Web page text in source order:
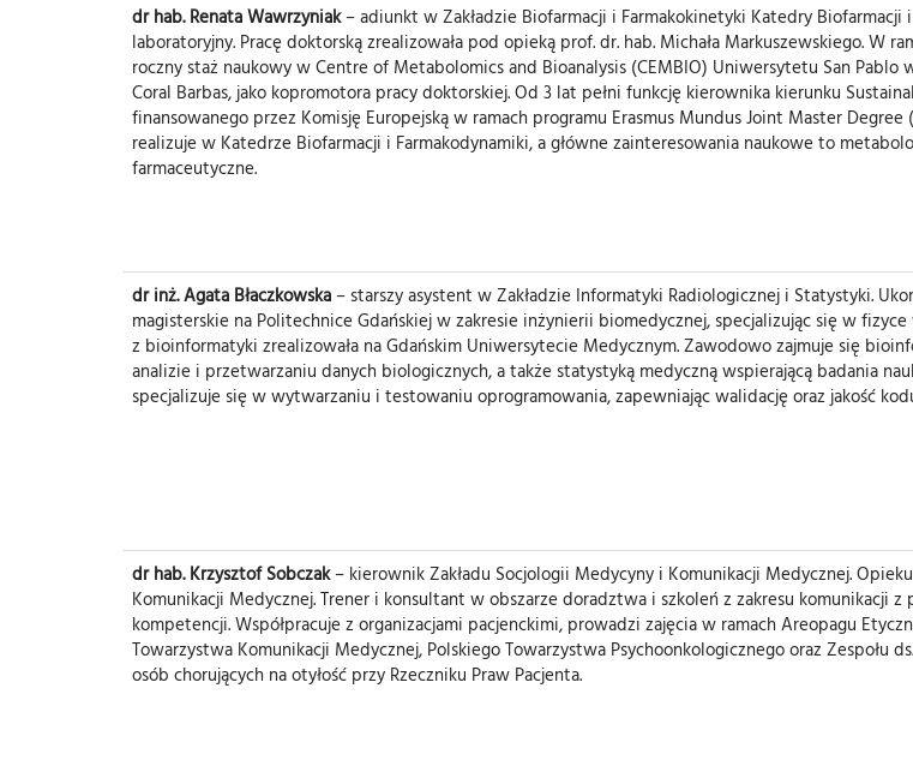
dr hab. Renata Wawrzyniak– adiunkt w Zakładzie Biofarmacji i Farmakokinetyki Katedry Biofarmacji
laboratoryjny. Pracę doktorską zrealizowała pod opieką prof. dr. hab. Michała Markuszewskiego. W
roczny staż naukowy w Centre of Metabolomics and Bioanalysis (CEMBIO) Uniwersytetu San
Coral Barbas, jako kopromotora pracy doktorskiej. Od 3 lat pełni funkcję kierownika kierunku
finansowanego przez Komisję Europejską w ramach programu Erasmus Mundus Joint Master Degree
realizuje w Katedrze Biofarmacji i Farmakodynamiki, a główne zainteresowania naukowe to
farmaceutyczne.
dr inż. Agata Błaczkowska– starszy asystent w Zakładzie Informatyki Radiologicznej i Statystyki.
magisterskie na Politechnice Gdańskiej w zakresie inżynierii biomedycznej, specjalizując się w
z bioinformatyki zrealizowała na Gdańskim Uniwersytecie Medycznym. Zawodowo zajmuje się
analizie i przetwarzaniu danych biologicznych, a także statystyką medyczną wspierającą badania
specjalizuje się w wytwarzaniu i testowaniu oprogramowania, zapewniając walidację oraz jakość
dr hab. Krzysztof Sobczak– kierownik Zakładu Socjologii Medycyny i Komunikacji Medycznej.
Komunikacji Medycznej. Trener i konsultant w obszarze doradztwa i szkoleń z zakresu komunikacji
kompetencji. Współpracuje z organizacjami pacjenckimi, prowadzi zajęcia w ramach Areopagu
Towarzystwa Komunikacji Medycznej, Polskiego Towarzystwa Psychoonkologicznego oraz Zespołu
osób chorujących na otyłość przy Rzeczniku Praw Pacjenta.